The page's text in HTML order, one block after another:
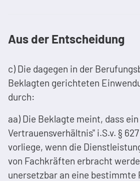
Aus der Entscheidung
c) Die dagegen in der
Beklagten gerichteten
durch:
aa) Die Beklagte meint, dass
Vertrauensverhältnis" i.S.v. §
vorliege, wenn die
von Fachkräften erbracht
unersetzbar an eine bestimmte